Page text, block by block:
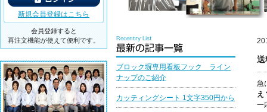
送
急
え
一
ブロック塀専用看板フック ライン
ナップのご紹介
カッティングシート 1文字350円から
新規会員登録はこちら
会員登録すると
再注文機能が使えて便利です。